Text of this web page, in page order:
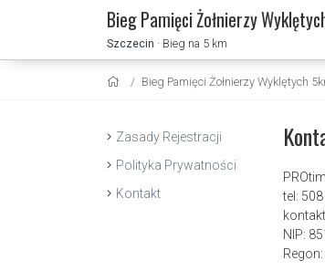
Bieg Pamięci Żołnierzy
Szczecin · Bieg na 5 km
Bieg Pamięci Żołnierzy Wyklętych
Zasady Rejestracji
Polityka Prywatności
Kontakt
tel:
NIP: